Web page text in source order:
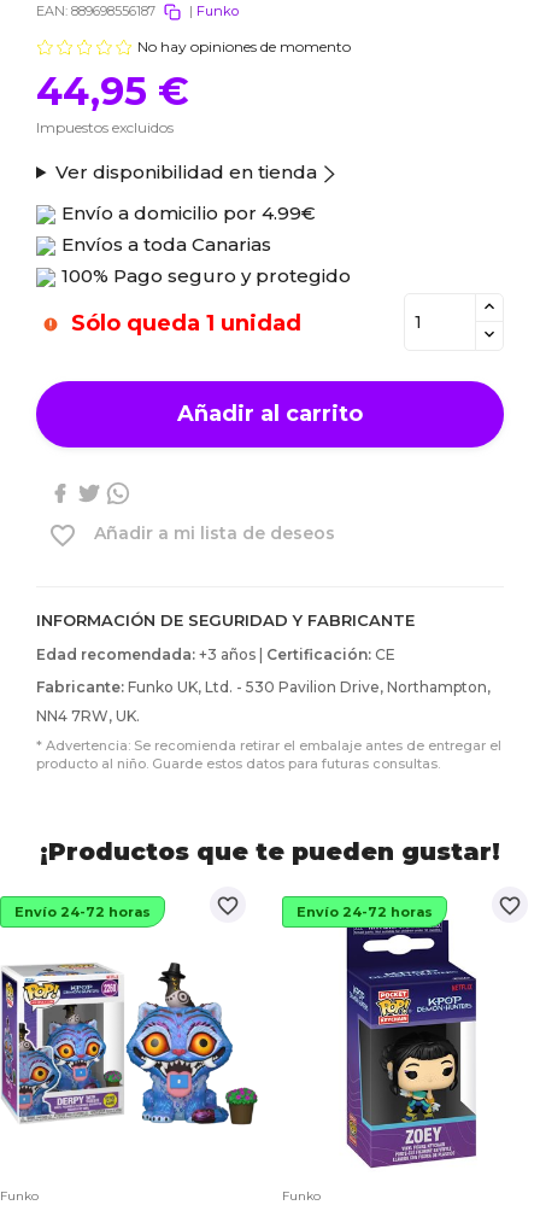
EAN: 889698556187 | Funko
No hay opiniones de momento
44,95 €
Impuestos excluidos
Ver disponibilidad en tienda
Envío a domicilio por 4.99€
Envíos a toda Canarias
100% Pago seguro y protegido
Sólo queda 1 unidad
Añadir al carrito
favorite_border Añadir a mi lista de deseos
INFORMACIÓN DE SEGURIDAD Y FABRICANTE
Edad recomendada: +3 años | Certificación: CE
Fabricante: Funko UK, Ltd. - 530 Pavilion Drive, Northampton,
NN4 7RW, UK.
* Advertencia: Se recomienda retirar el embalaje antes de entregar el
producto al niño. Guarde estos datos para futuras consultas.
¡Productos que te pueden gustar!
favorite_border
Envío 24-72 horas
Funko
favorite_border
Envío 24-72 horas
Funko